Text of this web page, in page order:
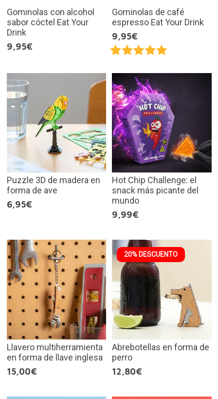
Gominolas con alcohol
sabor cóctel Eat Your
Drink
9,95€
Gominolas de café
espresso Eat Your Drink
9,95€
Puzzle 3D de madera en
forma de ave
6,95€
Hot Chip Challenge: el
snack más picante del
mundo
9,99€
Llavero multiherramienta
en forma de llave inglesa
15,00€
20% DESCUENTO
Abrebotellas en forma de
perro
12,80€